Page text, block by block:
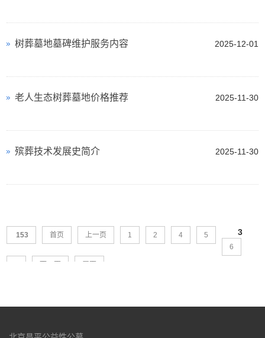
2025-12-01
树葬墓地墓碑维护服务内容
2025-11-30
老人生态树葬墓地价格推荐
2025-11-30
殡葬技术发展史简介
153 首页 上一页 1 2 3
4
5
6